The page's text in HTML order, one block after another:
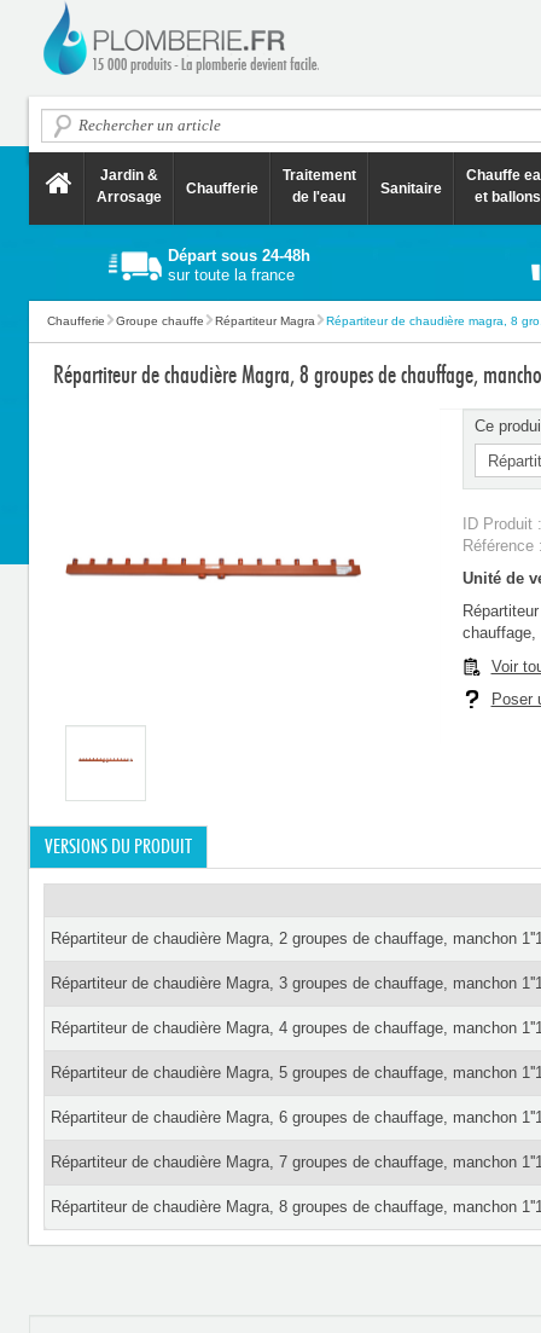
Jardin &
Arrosage
Chaufferie
Traitement
de l'eau
Sanitaire
Chauffe
et ballons
Départ sous 24-48h
sur toute la france
Chaufferie Groupe chauffe Répartiteur Magra Répartiteur de chaudière magra, 8
Répartiteur de chaudière Magra, 8 groupes de chauffage,
Ce
ID Produit
Unité de
chauffage,
Voir
Poser
VERSIONS DU PRODUIT
Répartiteur de chaudière Magra, 2 groupes de chauffage, manchon
Répartiteur de chaudière Magra, 3 groupes de chauffage, manchon
Répartiteur de chaudière Magra, 4 groupes de chauffage, manchon
Répartiteur de chaudière Magra, 5 groupes de chauffage, manchon
Répartiteur de chaudière Magra, 6 groupes de chauffage, manchon
Répartiteur de chaudière Magra, 7 groupes de chauffage, manchon
Répartiteur de chaudière Magra, 8 groupes de chauffage, manchon